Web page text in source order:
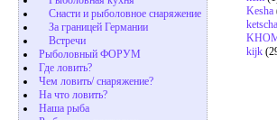
Снасти и рыболовное снаряжение
За границей Германии
Встречи
Рыболовный ФОРУМ
Где ловить?
Чем ловить/ снаряжение?
На что ловить?
Наша рыба
Kesha
ketscha
kijk